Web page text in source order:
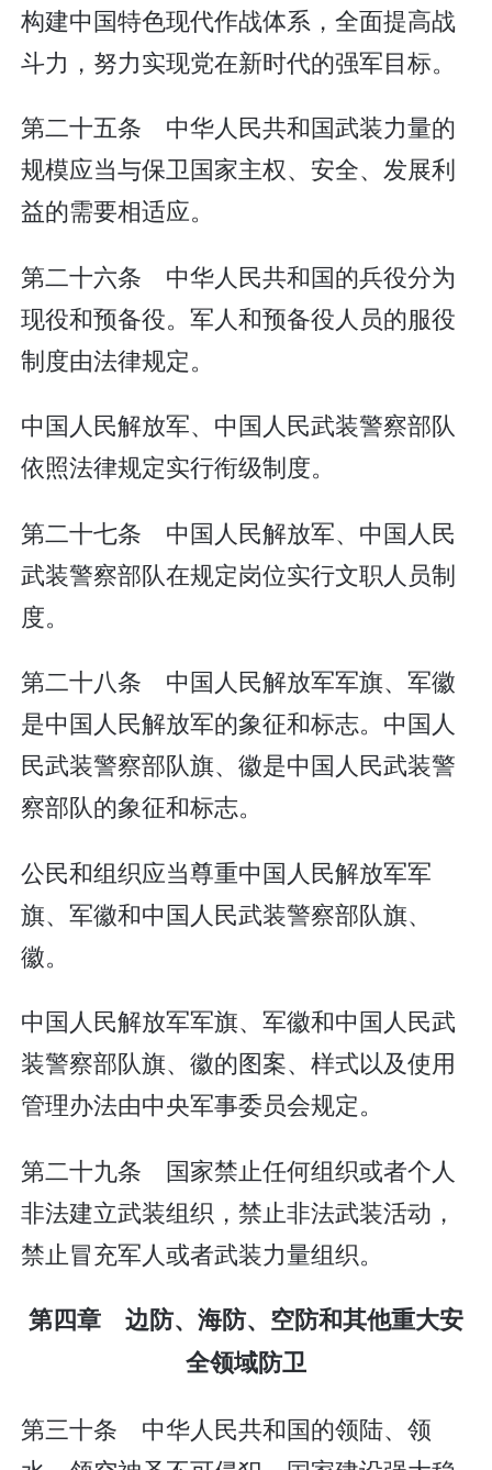
构建中国特色现代作战体系，全面提高战
斗力，努力实现党在新时代的强军目标。
第二十五条 中华人民共和国武装力量的
规模应当与保卫国家主权、安全、发展利
益的需要相适应。
第二十六条 中华人民共和国的兵役分为
现役和预备役。军人和预备役人员的服役
制度由法律规定。
中国人民解放军、中国人民武装警察部队
依照法律规定实行衔级制度。
第二十七条 中国人民解放军、中国人民
武装警察部队在规定岗位实行文职人员制
度。
第二十八条 中国人民解放军军旗、军徽
是中国人民解放军的象征和标志。中国人
民武装警察部队旗、徽是中国人民武装警
察部队的象征和标志。
公民和组织应当尊重中国人民解放军军
旗、军徽和中国人民武装警察部队旗、
徽。
中国人民解放军军旗、军徽和中国人民武
装警察部队旗、徽的图案、样式以及使用
管理办法由中央军事委员会规定。
第二十九条 国家禁止任何组织或者个人
非法建立武装组织，禁止非法武装活动，
禁止冒充军人或者武装力量组织。
第四章 边防、海防、空防和其他重大安
全领域防卫
第三十条 中华人民共和国的领陆、领